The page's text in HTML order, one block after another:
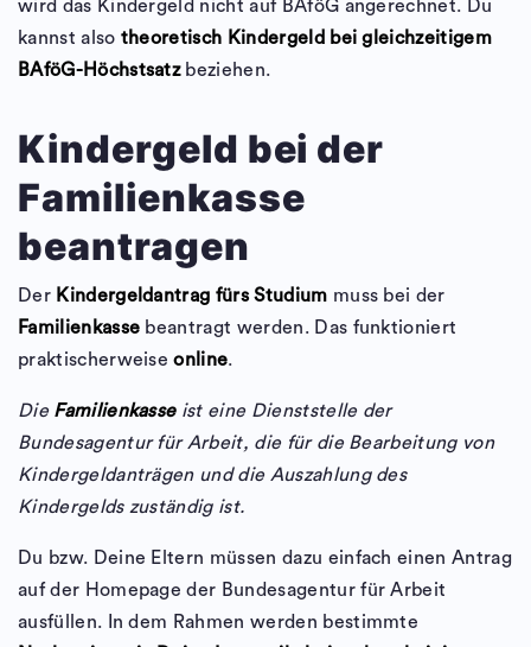
wird das Kindergeld nicht auf BAföG angerechnet. Du
kannst also theoretisch Kindergeld bei gleichzeitigem
BAföG-Höchstsatzbeziehen.
Kindergeld bei der
Familienkasse
beantragen
Der Kindergeldantrag fürs Studium muss bei der
Familienkasse beantragt werden. Das funktioniert
praktischerweiseonline.
Die Familienkasseist eine Dienststelle der
Bundesagentur für Arbeit, die für die Bearbeitung von
Kindergeldanträgen und die Auszahlung des
Kindergelds zuständig ist.
Du bzw. Deine Eltern müssen dazu einfach einen Antrag
auf der Homepage der Bundesagentur für Arbeit
ausfüllen. In dem Rahmen werden bestimmte